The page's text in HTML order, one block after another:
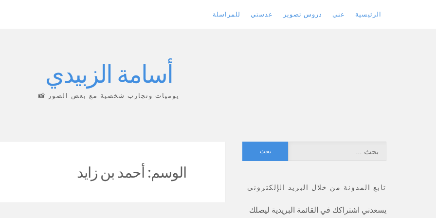
الرئيسية عني دروس تصوير عدستي للمراسلة
أسامة الزبيدي
يوميات وتجارب شخصية مع بعض الصور 📸
الوسم: أحمد بن زايد
البحث
عن:
تابع المدونة من خلال البريد الإلكتروني
يسعدني اشتراكك في القائمة البريدية ليصلك